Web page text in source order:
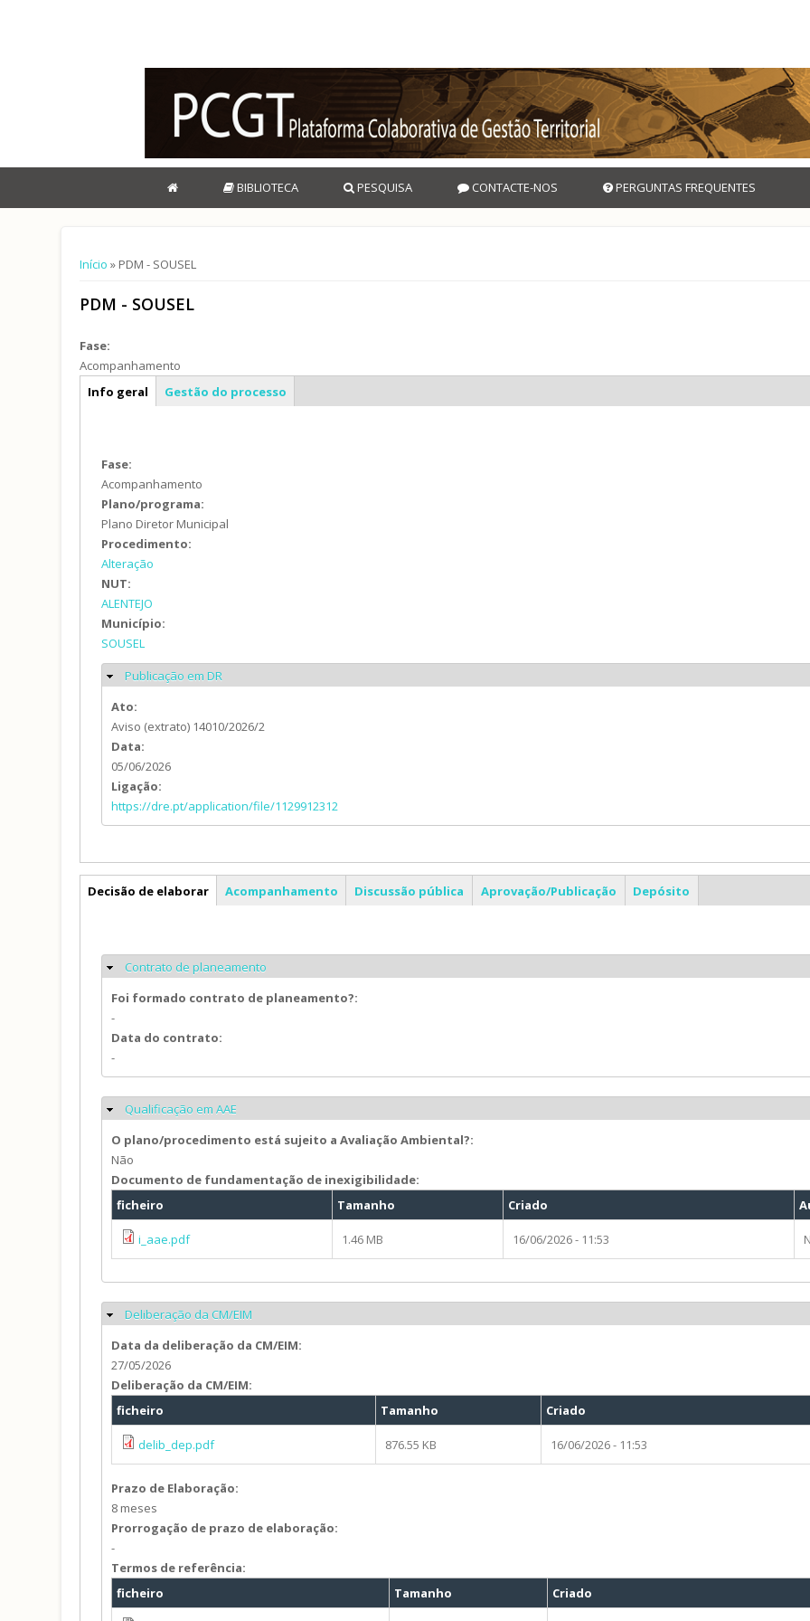
BIBLIOTECA PESQUISA CONTACTE-NOS PERGUNTAS FREQUENTES
Está aqui
Início » PDM - SOUSEL
PDM - SOUSEL
Fase:
Acompanhamento
Caracterização geral
Info geral Gestão do processo
Fase:
Acompanhamento
Plano/programa:
Plano Diretor Municipal
Procedimento:
Alteração
NUT:
ALENTEJO
Município:
SOUSEL
Ocultar
Publicação em DR
Ato:
Aviso (extrato) 14010/2026/2
Data:
05/06/2026
Ligação:
https://dre.pt/application/file/1129912312
PDM
Decisão de elaborar Acompanhamento Discussão pública Aprovação/Publicação Depósito
Ocultar
Contrato de planeamento
Foi formado contrato de planeamento?:
-
Data do contrato:
-
Ocultar
Qualificação em AAE
O plano/procedimento está sujeito a Avaliação Ambiental?:
Não
Documento de fundamentação de inexigibilidade:
ficheiro
Tamanho Criado
i_aae.pdf 1.46 MB 16/06/2026 - 11:53
Ocultar
Deliberação da CM/EIM
Data da deliberação da CM/EIM:
27/05/2026
Deliberação da CM/EIM:
ficheiro
Tamanho Criado
delib_dep.pdf 876.55 KB 16/06/2026 - 11:53
Prazo de Elaboração:
8 meses
Prorrogação de prazo de elaboração:
-
Termos de referência:
ficheiro
Tamanho Criado